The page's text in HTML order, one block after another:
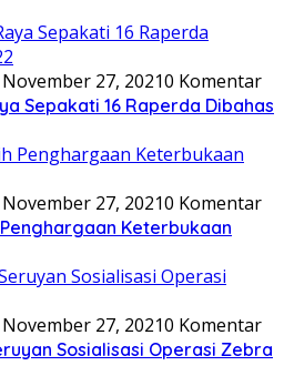
November 27, 20210 Komentar
Sepakati 16 Raperda Dibahas
November 27, 20210 Komentar
Keterbukaan
November 27, 20210 Komentar
Sosialisasi Operasi Zebra